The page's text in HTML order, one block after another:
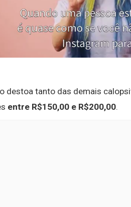
destoa tanto das demais
entre R$150,00 e R$200,00.